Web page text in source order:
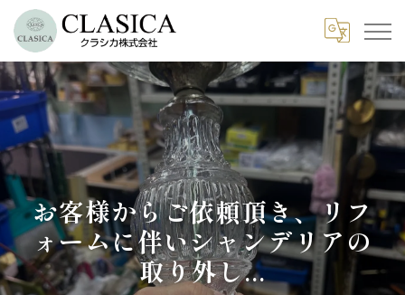
お客様からご依頼頂き、リフ
ォームに伴いシャンデリアの
取り外し...